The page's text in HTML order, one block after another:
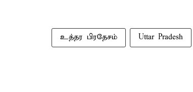
உத்தர பிரதேசம் Uttar Pradesh